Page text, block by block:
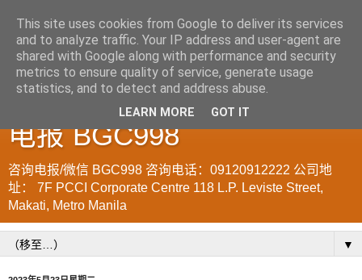
菲律宾998VISA移民公司
WWW.SRRV.DE 咨询微信/
电报 BGC998
咨询电报/微信 BGC998 咨询电话：09120912222 公司地
址： 7F PCCI Corporate Centre 118 L.P. Leviste Street,
Makati, Metro Manila
▼
This site uses cookies from Google to deliver its services
and to analyze traffic. Your IP address and user-agent are
shared with Google along with performance and security
metrics to ensure quality of service, generate usage
statistics, and to detect and address abuse.
LEARN MORE GOT IT